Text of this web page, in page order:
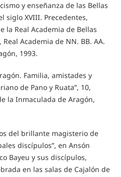
y enseñanza de las Bellas
siglo XVIII. Precedentes,
la Real Academia de Bellas
Academia de NN. BB. AA.
1993.
Familia, amistades y
de Pano y Ruata”, 10,
la Inmaculada de Aragón,
del brillante magisterio de
discípulos”, en Ansón
Bayeu y sus discípulos,
en las salas de Cajalón de